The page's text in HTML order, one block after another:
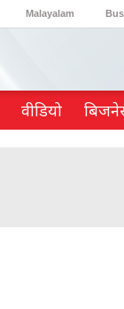
Malayalam
वीडियो